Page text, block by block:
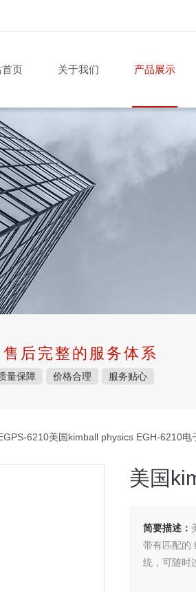
首页 关于我们 产品展示
后完整的服务体系
量保障 价格合理 服务贴心
6210美国kimball physics EGH-6210电
美国
简要描述：
带有匹配的
统，可随时